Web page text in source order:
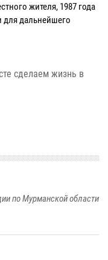
жителя, 1987 года
для дальнейшего
сделаем жизнь в
по Мурманской области